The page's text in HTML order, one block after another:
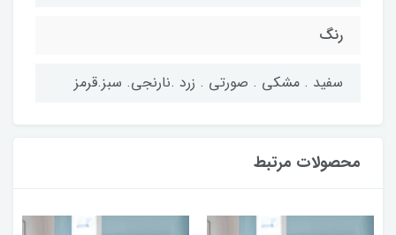
رنگ
سفید . مشکی . صورتی . زرد .نارنجی. سبز.قرمز
محصولات مرتبط